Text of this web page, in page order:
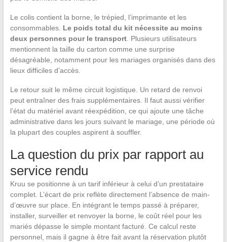
Le colis contient la borne, le trépied, l’imprimante et les
consommables. Le poids total du kit nécessite au moins
deux personnes pour le transport. Plusieurs utilisateurs
mentionnent la taille du carton comme une surprise
désagréable, notamment pour les mariages organisés dans des
lieux difficiles d’accès.
Le retour suit le même circuit logistique. Un retard de renvoi
peut entraîner des frais supplémentaires. Il faut aussi vérifier
l’état du matériel avant réexpédition, ce qui ajoute une tâche
administrative dans les jours suivant le mariage, une période où
la plupart des couples aspirent à souffler.
La question du prix par rapport au
service rendu
Kruu se positionne à un tarif inférieur à celui d’un prestataire
complet. L’écart de prix reflète directement l’absence de main-
d’œuvre sur place. En intégrant le temps passé à préparer,
installer, surveiller et renvoyer la borne, le coût réel pour les
mariés dépasse le simple montant facturé. Ce calcul reste
personnel, mais il gagne à être fait avant la réservation plutôt